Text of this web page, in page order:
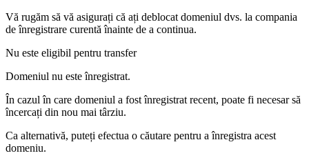
Vă rugăm să vă asigurați că ați deblocat domeniul dvs. la compania
de înregistrare curentă înainte de a continua.
Nu este eligibil pentru transfer
Domeniul nu este înregistrat.
În cazul în care domeniul a fost înregistrat recent, poate fi necesar să
încercați din nou mai târziu.
Ca alternativă, puteți efectua o căutare pentru a înregistra acest
domeniu.